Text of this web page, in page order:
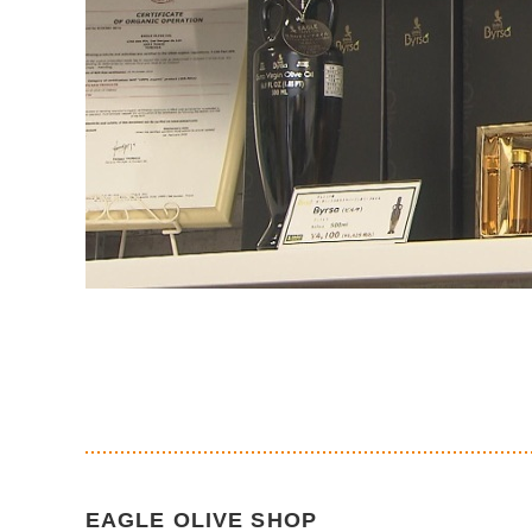
EAGLE OLIVE SHOP